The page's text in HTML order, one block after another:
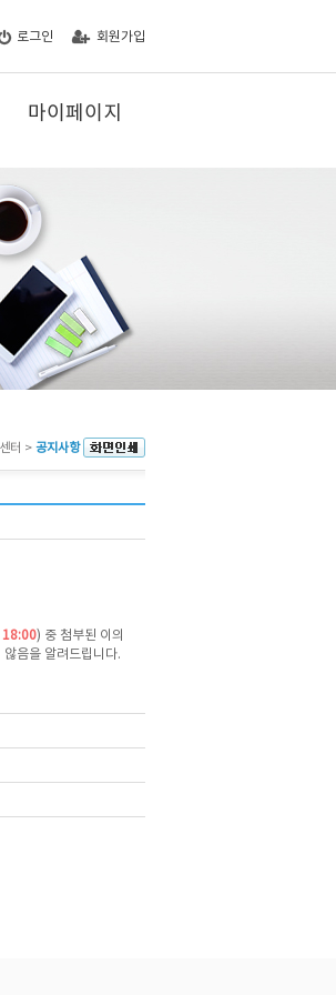
로그인 회원가입
마이페이지
터 > 공지사항
18:00) 중 첨부된 이의
음을 알려드립니다.